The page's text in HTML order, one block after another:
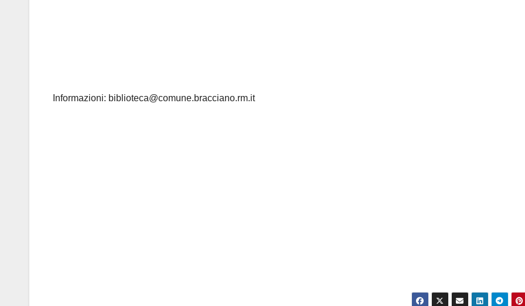
Informazioni: biblioteca@comune.bracciano.rm.it